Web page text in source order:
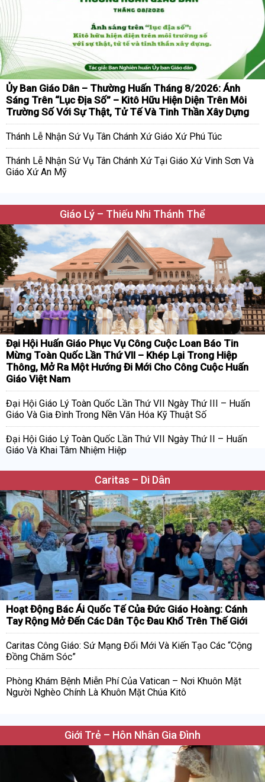
Ủy Ban Giáo Dân – Thường Huấn Tháng 8/2026: Ánh
Sáng Trên “Lục Địa Số” – Kitô Hữu Hiện Diện Trên Môi
Trường Số Với Sự Thật, Tử Tế Và Tinh Thần Xây Dựng
Thánh Lễ Nhận Sứ Vụ Tân Chánh Xứ Giáo Xứ Phú Túc
Thánh Lễ Nhận Sứ Vụ Tân Chánh Xứ Tại Giáo Xứ Vinh Sơn Và
Giáo Xứ An Mỹ
Giáo Lý – Thiếu Nhi Thánh Thể
Đại Hội Huấn Giáo Phục Vụ Công Cuộc Loan Báo Tin
Mừng Toàn Quốc Lần Thứ VII – Khép Lại Trong Hiệp
Thông, Mở Ra Một Hướng Đi Mới Cho Công Cuộc Huấn
Giáo Việt Nam
Đại Hội Giáo Lý Toàn Quốc Lần Thứ VII Ngày Thứ III – Huấn
Giáo Và Gia Đình Trong Nền Văn Hóa Kỹ Thuật Số
Đại Hội Giáo Lý Toàn Quốc Lần Thứ VII Ngày Thứ II – Huấn
Giáo Và Khai Tâm Nhiệm Hiệp
Caritas – Di Dân
Hoạt Động Bác Ái Quốc Tế Của Đức Giáo Hoàng: Cánh
Tay Rộng Mở Đến Các Dân Tộc Đau Khổ Trên Thế Giới
Caritas Công Giáo: Sứ Mạng Đổi Mới Và Kiến Tạo Các “Cộng
Đồng Chăm Sóc”
Phòng Khám Bệnh Miễn Phí Của Vatican – Nơi Khuôn Mặt
Người Nghèo Chính Là Khuôn Mặt Chúa Kitô
Giới Trẻ – Hôn Nhân Gia Đình